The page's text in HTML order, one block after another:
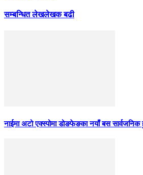
सम्बन्धित लेखलेखक बढी
नाईमा अटो एक्स्पोमा डोङफेङका नयाँ बस